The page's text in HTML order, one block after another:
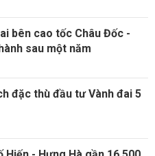
bên cao tốc Châu Đốc -
sau một năm
đặc thù đầu tư Vành đai 5